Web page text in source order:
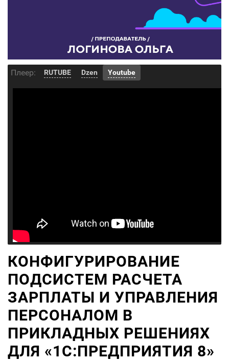
Плеер: RUTUBE Dzen Youtube
КОНФИГУРИРОВАНИЕ
ПОДСИСТЕМ РАСЧЕТА
ЗАРПЛАТЫ И УПРАВЛЕНИЯ
ПЕРСОНАЛОМ В
ПРИКЛАДНЫХ РЕШЕНИЯХ
ДЛЯ «1С:ПРЕДПРИЯТИЯ 8»